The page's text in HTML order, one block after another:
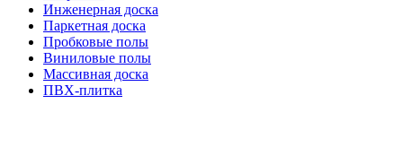
Инженерная доска
Паркетная доска
Пробковые полы
Виниловые полы
Массивная доска
ПВХ-плитка